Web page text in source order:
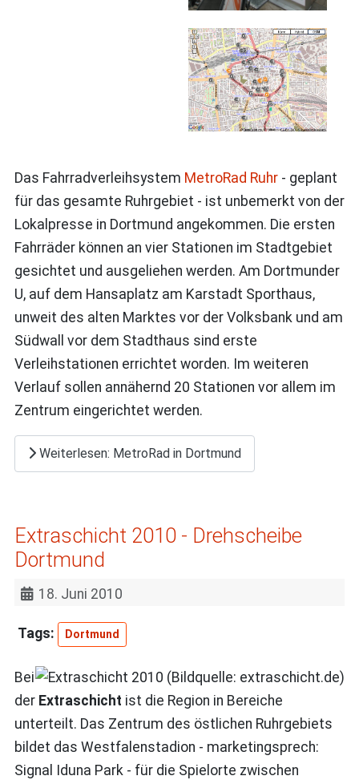
Das Fahrradverleihsystem MetroRad Ruhr- geplant
für das gesamte Ruhrgebiet - ist unbemerkt von der
Lokalpresse in Dortmund angekommen. Die ersten
Fahrräder können an vier Stationen im Stadtgebiet
gesichtet und ausgeliehen werden. Am Dortmunder
U, auf dem Hansaplatz am Karstadt Sporthaus,
unweit des alten Marktes vor der Volksbank und am
Südwall vor dem Stadthaus sind erste
Verleihstationen errichtet worden. Im weiteren
Verlauf sollen annähernd 20 Stationen vor allem im
Zentrum eingerichtet werden.
Weiterlesen: MetroRad in Dortmund
Extraschicht 2010 - Drehscheibe
Dortmund
18. Juni 2010
Dortmund
Bei
der Extraschicht ist die Region in Bereiche
unterteilt. Das Zentrum des östlichen Ruhrgebiets
bildet das Westfalenstadion - marketingsprech:
Signal Iduna Park - für die Spielorte zwischen